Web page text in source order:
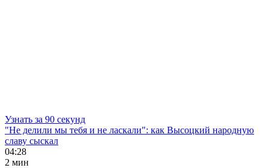
Узнать за 90 секунд
"Не делили мы тебя и не ласкали": как Высоцкий народную
славу сыскал
04:28
2 мин